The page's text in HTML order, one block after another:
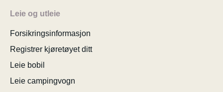
Leie og utleie
Forsikringsinformasjon
Registrer kjøretøyet ditt
Leie bobil
Leie campingvogn